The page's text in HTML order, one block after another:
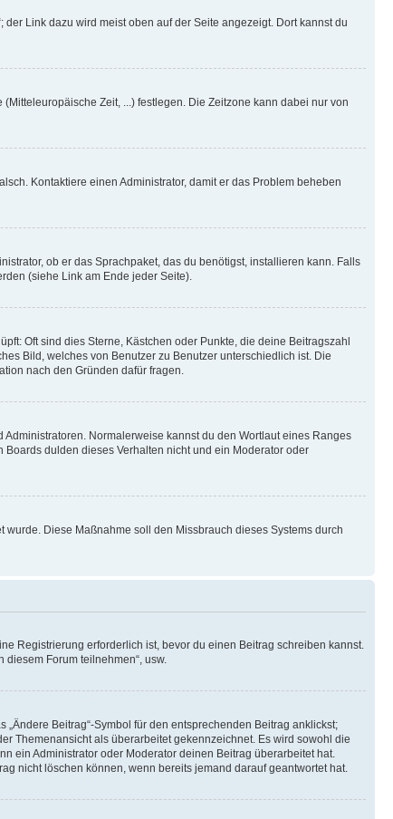
Link dazu wird meist oben auf der Seite angezeigt. Dort kannst du
Zeit, ...) festlegen. Die Zeitzone kann dabei nur von
Kontaktiere einen Administrator, damit er das Problem beheben
ob er das Sprachpaket, das du benötigst, installieren kann. Falls
(siehe Link am Ende jeder Seite).
Oft sind dies Sterne, Kästchen oder Punkte, die deine Beitragszahl
Bild, welches von Benutzer zu Benutzer unterschiedlich ist. Die
nach den Gründen dafür fragen.
Normalerweise kannst du den Wortlaut eines Ranges
dulden dieses Verhalten nicht und ein Moderator oder
Diese Maßnahme soll den Missbrauch dieses Systems durch
Registrierung erforderlich ist, bevor du einen Beitrag schreiben kannst.
Forum teilnehmen“, usw.
Beitrag“-Symbol für den entsprechenden Beitrag anklickst;
Themenansicht als überarbeitet gekennzeichnet. Es wird sowohl die
ein Administrator oder Moderator deinen Beitrag überarbeitet hat.
nicht löschen können, wenn bereits jemand darauf geantwortet hat.